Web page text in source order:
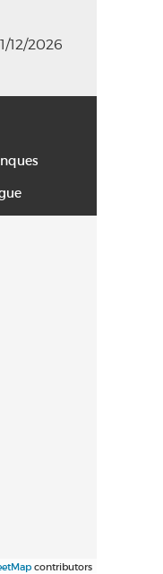
12/2026
contributors